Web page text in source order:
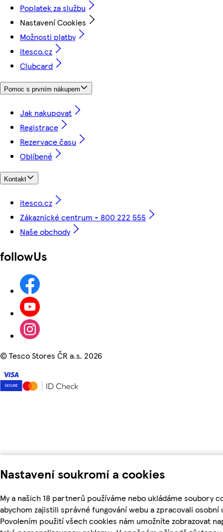
Nastavení soukromí a cookies
My a našich 18 partnerů používáme nebo ukládáme soubory
abychom zajistili správné fungování webu a zpracovali osobní
Povolením použití všech cookies nám umožníte zobrazovat
Poplatek za službu
Nastavení Cookies
Možnosti platby
itesco.cz
Clubcard
Pomoc s prvním nákupem
Jak nakupovat
Registrace
Rezervace času
Oblíbené
Kontakt
itesco.cz
Zákaznické centrum - 800 222 555
Naše obchody
followUs
©Tesco Stores ČR a.s. 2026